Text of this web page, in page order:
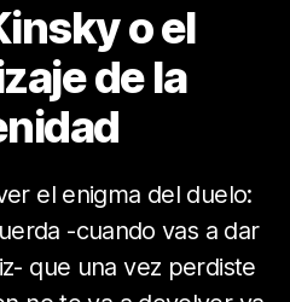
o el
de la
el enigma del duelo:
-cuando vas a dar
que una vez perdiste